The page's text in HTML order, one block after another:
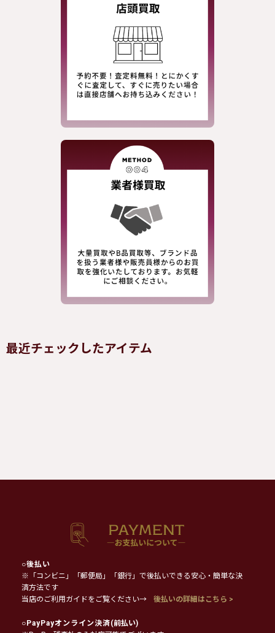
最近チェックしたアイテム
○後払い
※「コンビニ」「郵便局」「銀行」で後払いできる安心・簡単な決
済方法です
当店のご利用ガイドをご覧ください→
後払いの詳細はこちら >
○PayPayオンライン決済(前払い)